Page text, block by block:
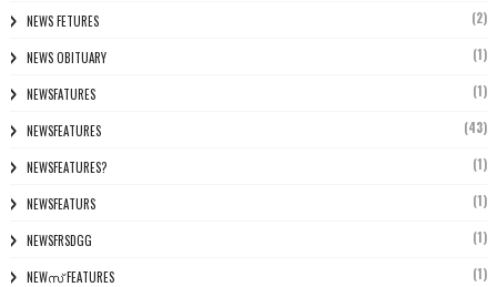
NEWS FETURES (2)
NEWS OBITUARY (1)
NEWSFATURES (1)
NEWSFEATURES (43)
NEWSFEATURES? (1)
NEWSFEATURS (1)
NEWSFRSDGG (1)
NEWസ് FEATURES (1)